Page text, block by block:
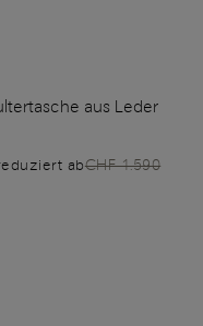
aus Leder
abCHF 1.590